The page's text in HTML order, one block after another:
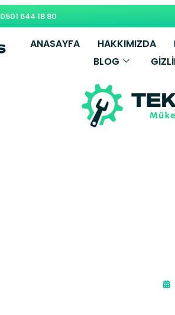
0501 644 18 80
ANASAYFA HAKKIMIZDA
BLOG